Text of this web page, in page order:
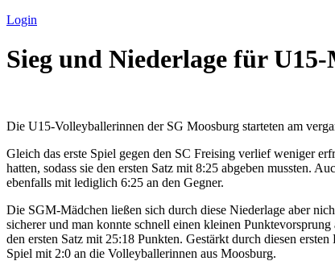
Login
Sieg und Niederlage für U15-
Die U15-Volleyballerinnen der SG Moosburg starteten am
Gleich das erste Spiel gegen den SC Freising verlief weniger
hatten, sodass sie den ersten Satz mit 8:25 abgeben mussten.
ebenfalls mit lediglich 6:25 an den Gegner.
Die SGM-Mädchen ließen sich durch diese Niederlage aber
sicherer und man konnte schnell einen kleinen
den ersten Satz mit 25:18 Punkten. Gestärkt durch diesen
Spiel mit 2:0 an die Volleyballerinnen aus Moosburg.